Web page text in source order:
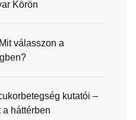
Körön
válasszon a
kutatói –
háttérben